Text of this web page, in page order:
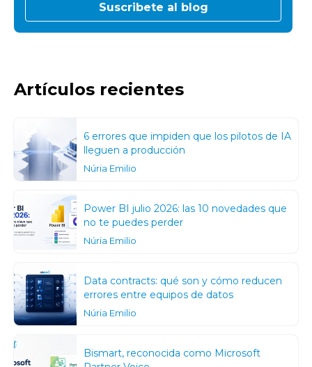
Artículos recientes
6 errores que impiden que los pilotos de IA
lleguen a producción
Núria Emilio
Power BI julio 2026: las 10 novedades que
no te puedes perder
Núria Emilio
Data contracts: qué son y cómo reducen
errores entre equipos de datos
Núria Emilio
Bismart, reconocida como Microsoft